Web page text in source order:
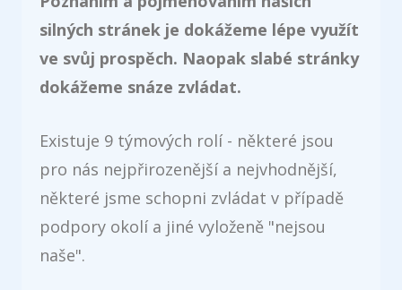
silných stránek je dokážeme lépe využít
ve svůj prospěch. Naopak slabé stránky
dokážeme snáze zvládat.
Existuje 9 týmových rolí - některé jsou
pro nás nejpřirozenější a nejvhodnější,
některé jsme schopni zvládat v případě
podpory okolí a jiné vyloženě "nejsou
naše".